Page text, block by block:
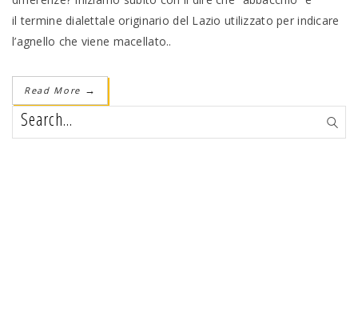
il termine dialettale originario del Lazio utilizzato per indicare
l’agnello che viene macellato..
Read More →